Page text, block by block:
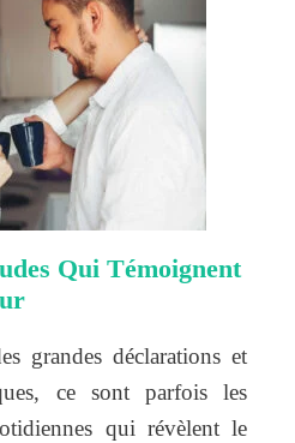
Qui Témoignent
grandes déclarations et
ce sont parfois les
qui révèlent le